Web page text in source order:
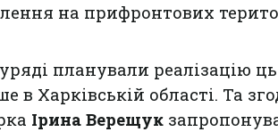
на прифронтових
планували реалізацію
в Харківській області. Та
Ірина Верещук